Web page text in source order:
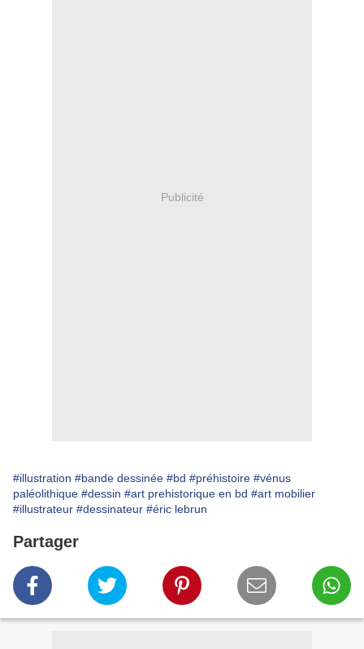
Publicité
#illustration #bande dessinée #bd #préhistoire #vénus
paléolithique #dessin #art prehistorique en bd #art mobilier
#illustrateur #dessinateur #éric lebrun
Partager